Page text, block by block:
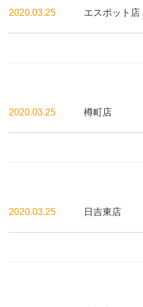
2020.03.25 エスポット店
2020.03.25 樽町店
2020.03.25 日吉東店